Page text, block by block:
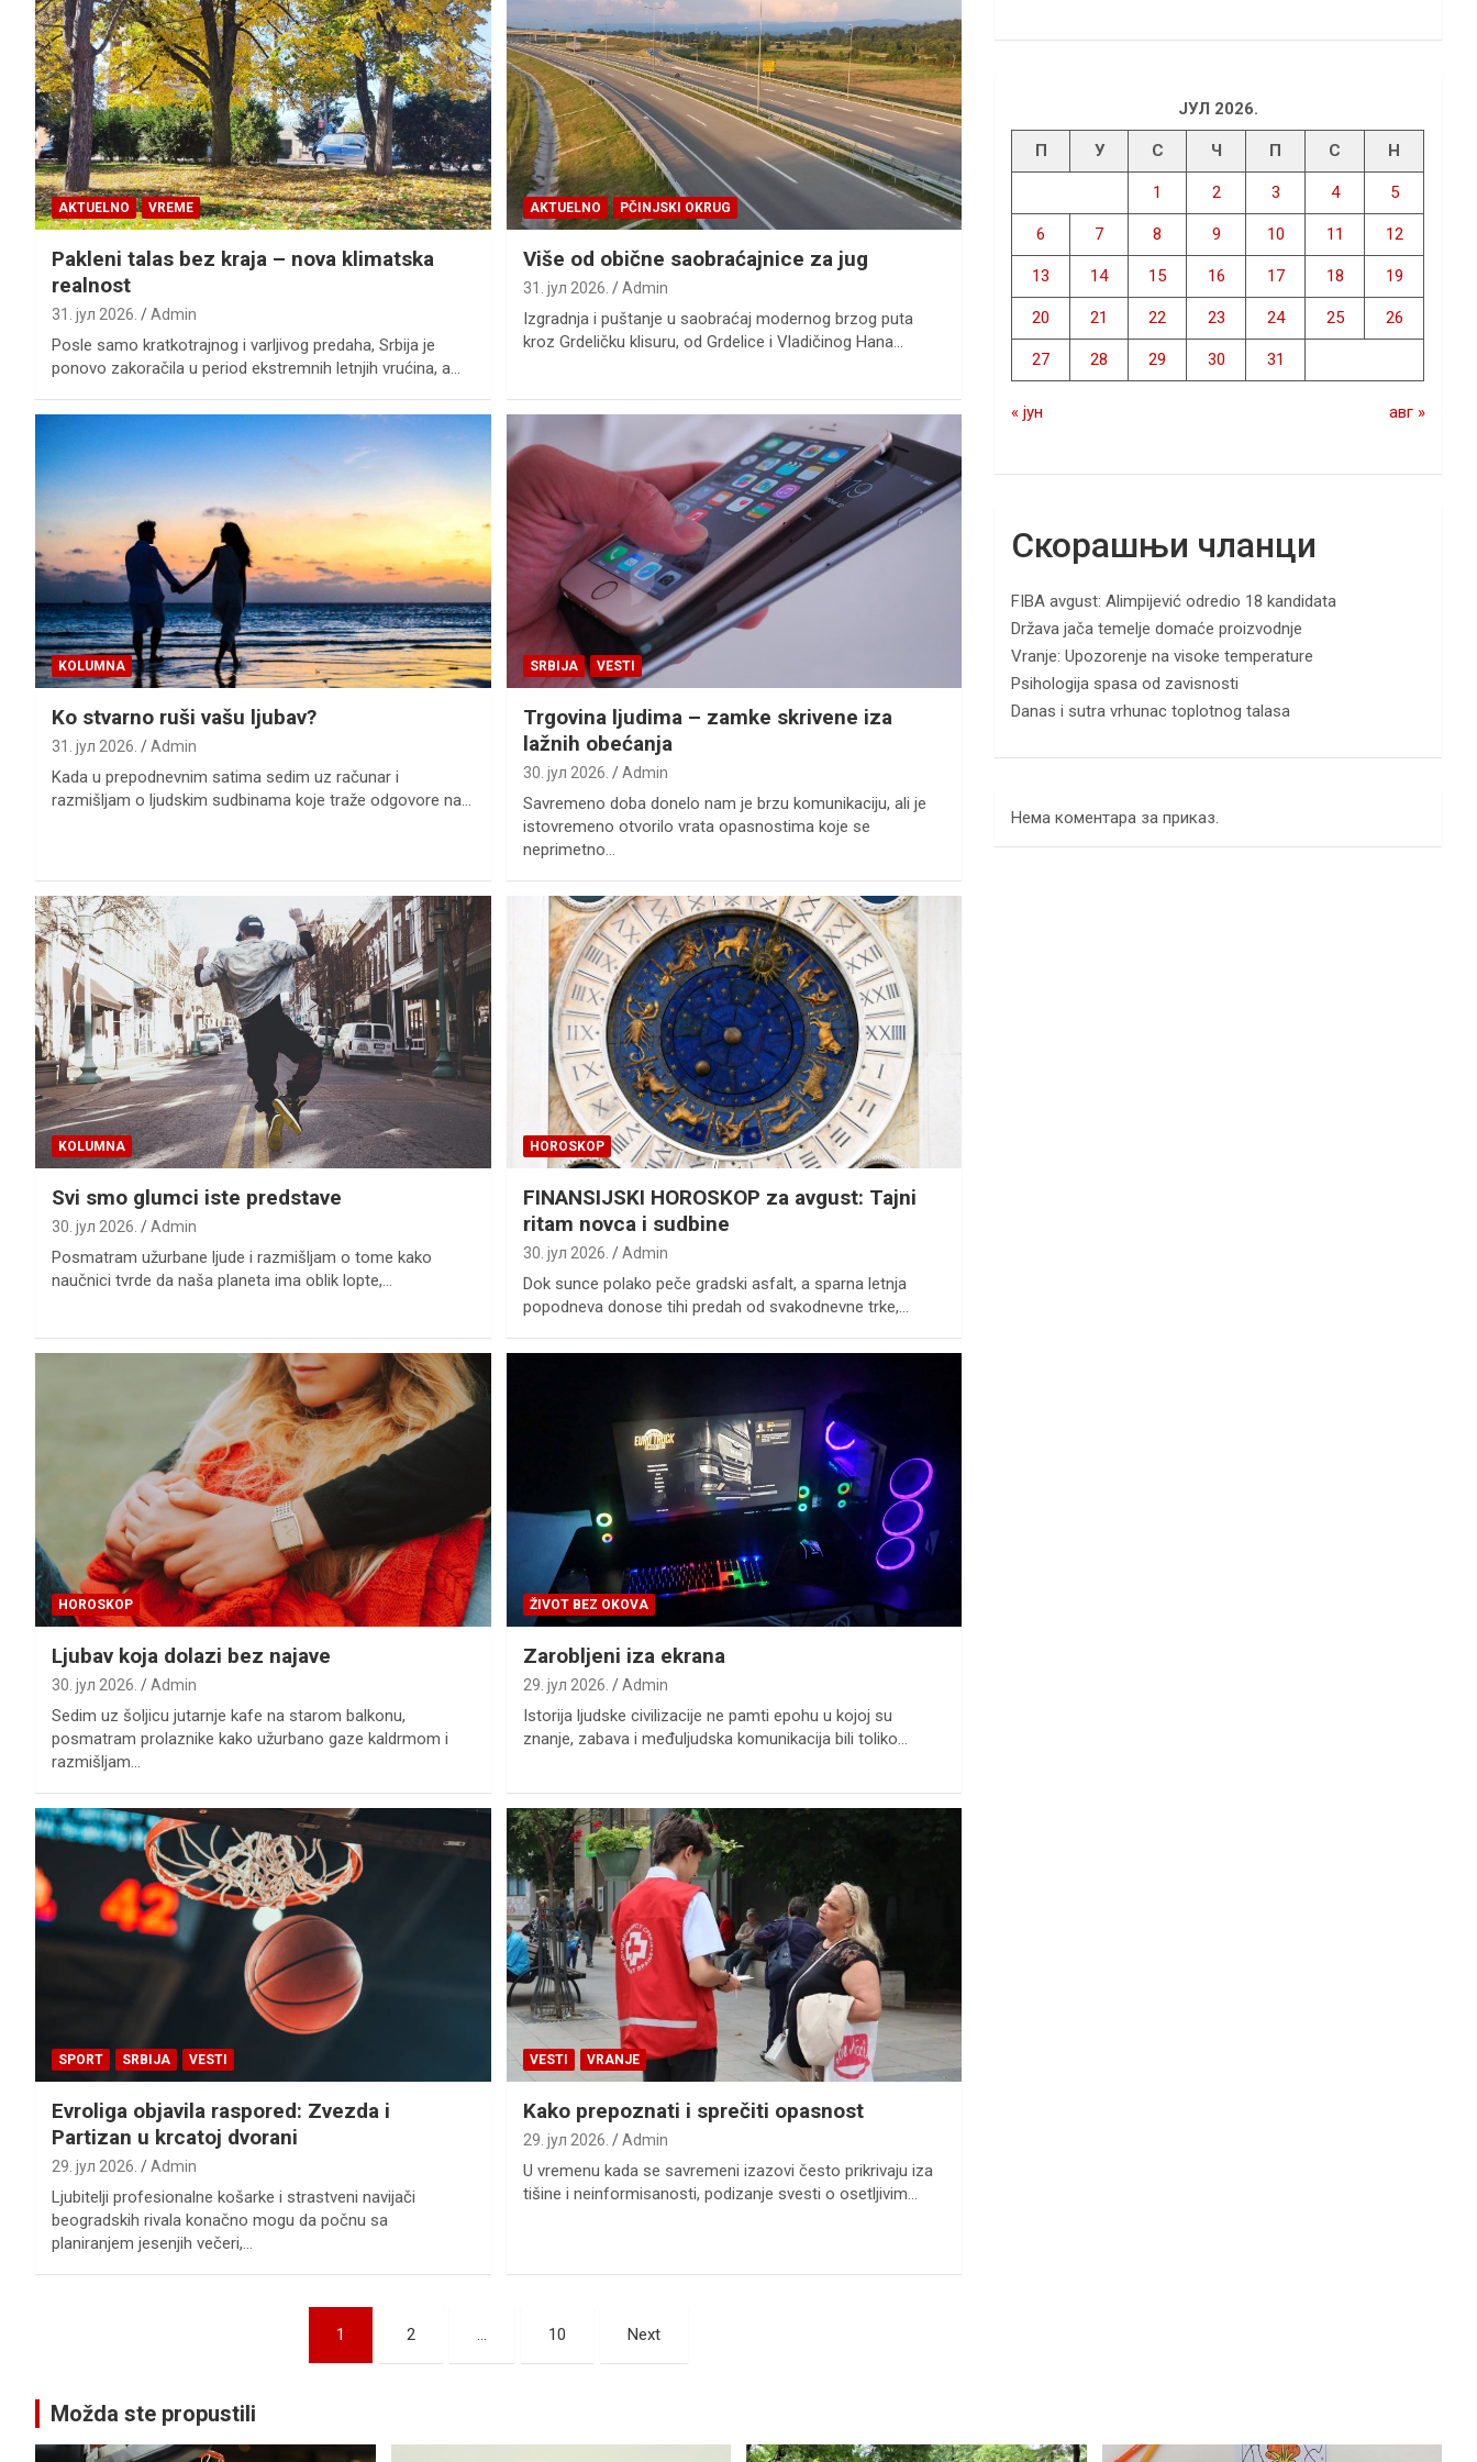
AKTUELNO VREME
Pakleni talas bez kraja – nova klimatska
realnost
31. јул 2026. Admin
Posle samo kratkotrajnog i varljivog predaha, Srbija je
ponovo zakoračila u period ekstremnih letnjih vrućina, a…
AKTUELNO PČINJSKI OKRUG
Više od obične saobraćajnice za jug
31. јул 2026. Admin
Izgradnja i puštanje u saobraćaj modernog brzog puta
kroz Grdeličku klisuru, od Grdelice i Vladičinog Hana…
KOLUMNA
Ko stvarno ruši vašu ljubav?
31. јул 2026. Admin
Kada u prepodnevnim satima sedim uz računar i
razmišljam o ljudskim sudbinama koje traže odgovore na…
SRBIJA VESTI
Trgovina ljudima – zamke skrivene iza
lažnih obećanja
30. јул 2026. Admin
Savremeno doba donelo nam je brzu komunikaciju, ali je
istovremeno otvorilo vrata opasnostima koje se
neprimetno…
KOLUMNA
Svi smo glumci iste predstave
30. јул 2026. Admin
Posmatram užurbane ljude i razmišljam o tome kako
naučnici tvrde da naša planeta ima oblik lopte,…
HOROSKOP
FINANSIJSKI HOROSKOP za avgust: Tajni
ritam novca i sudbine
30. јул 2026. Admin
Dok sunce polako peče gradski asfalt, a sparna letnja
popodneva donose tihi predah od svakodnevne trke,…
HOROSKOP
Ljubav koja dolazi bez najave
30. јул 2026. Admin
Sedim uz šoljicu jutarnje kafe na starom balkonu,
posmatram prolaznike kako užurbano gaze kaldrmom i
razmišljam…
ŽIVOT BEZ OKOVA
Zarobljeni iza ekrana
29. јул 2026. Admin
Istorija ljudske civilizacije ne pamti epohu u kojoj su
znanje, zabava i međuljudska komunikacija bili toliko…
SPORT SRBIJA VESTI
Evroliga objavila raspored: Zvezda i
Partizan u krcatoj dvorani
29. јул 2026. Admin
Ljubitelji profesionalne košarke i strastveni navijači
beogradskih rivala konačno mogu da počnu sa
planiranjem jesenjih večeri,…
VESTI VRANJE
Kako prepoznati i sprečiti opasnost
29. јул 2026. Admin
U vremenu kada se savremeni izazovi često prikrivaju iza
tišine i neinformisanosti, podizanje svesti o osetljivim…
1 2 … 10 Next
ЈУЛ 2026.
П У С Ч П С Н
1 2 3 4 5
6 7 8 9 10 11 12
13 14 15 16 17 18 19
20 21 22 23 24 25 26
27 28 29 30 31
« јун авг »
Скорашњи чланци
FIBA avgust: Alimpijević odredio 18 kandidata
Država jača temelje domaće proizvodnje
Vranje: Upozorenje na visoke temperature
Psihologija spasa od zavisnosti
Danas i sutra vrhunac toplotnog talasa
Нема коментара за приказ.
Možda ste propustili